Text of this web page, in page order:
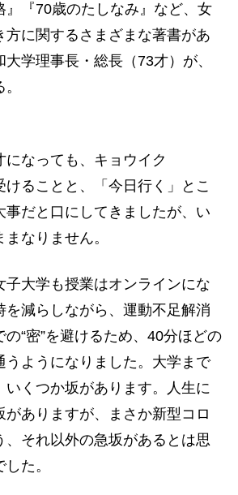
』『70歳のたしなみ』など、女
方に関するさまざまな著書があ
学理事長・総長（73才）が、
なっても、キョウイク
ることと、「今日行く」とこ
事だと口にしてきましたが、い
なりません。
大学も授業はオンラインにな
を減らしながら、運動不足解消
の“密”を避けるため、40分ほどの
うようになりました。大学まで
いくつか坂があります。人生に
がありますが、まさか新型コロ
、それ以外の急坂があるとは思
た。